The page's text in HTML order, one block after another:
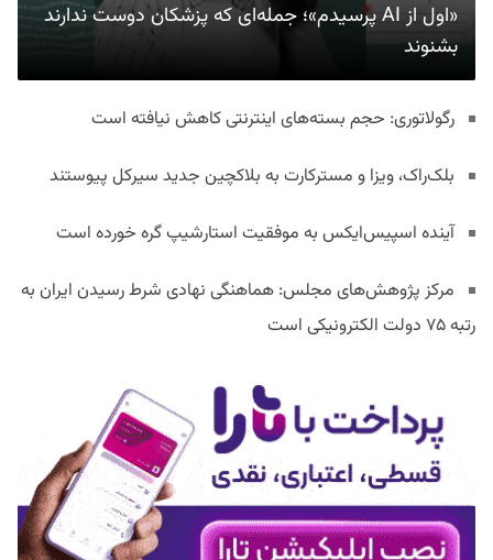
«اول از AI پرسیدم»؛ جمله‌ای که پزشکان دوست ندارند
بشنوند
رگولاتوری: حجم بسته‌های اینترنتی کاهش نیافته است
بلک‌راک، ویزا و مسترکارت به بلاکچین جدید سیرکل پیوستند
آینده اسپیس‌ایکس به موفقیت استارشیپ گره خورده است
مرکز پژوهش‌های مجلس: هماهنگی نهادی شرط رسیدن ایران به
رتبه ۷۵ دولت الکترونیکی است